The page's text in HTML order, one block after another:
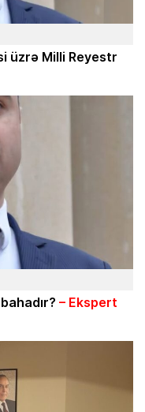
üzrə Milli Reyestr
– Ekspert